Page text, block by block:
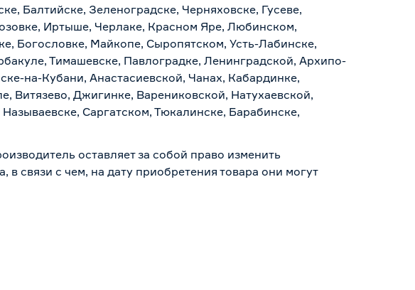
Балтийске, Зеленоградске, Черняховске, Гусеве,
Иртыше, Черлаке, Красном Яре, Любинском,
Богословке, Майкопе, Сыропятском, Усть-Лабинске,
Тимашевске, Павлоградке, Ленинградской, Архипо-
на-Кубани, Анастасиевской, Чанах, Кабардинке,
Витязево, Джигинке, Варениковской, Натухаевской,
Саргатском, Тюкалинске, Барабинске,
оставляет за собой право изменить
связи с чем, на дату приобретения товара они могут